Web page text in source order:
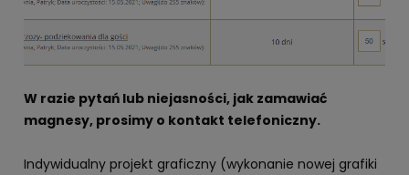
W razie pytań lub niejasności, jak zamawiać
magnesy, prosimy o kontakt telefoniczny.
Indywidualny projekt graficzny (wykonanie nowej grafiki